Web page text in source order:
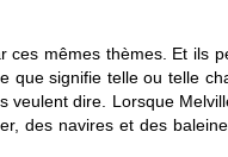
ces mêmes thèmes. Et ils
que signifie telle ou telle
veulent dire. Lorsque
des navires et des